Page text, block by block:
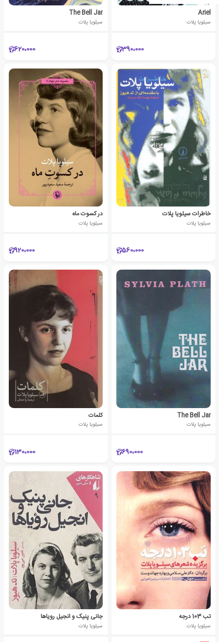
Ariel
سیلویا پلات
390،000
The Bell Jar
سیلویا پلات
620،000
خاطرات سیلویا پلات
سیلویا پلات
560،000
در کسوت ماه
سیلویا پلات
920،000
The Bell Jar
سیلویا پلات
690،000
کلمات
سیلویا پلات
130،000
تب 103 درجه
سیلویا پلات
جانی پنیک و انجیل رویاها
سیلویا پلات